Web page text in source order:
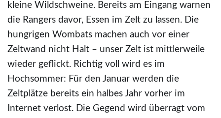
kleine Wildschweine. Bereits am Eingang warnen
die Rangers davor, Essen im Zelt zu lassen. Die
hungrigen Wombats machen auch vor einer
Zeltwand nicht Halt – unser Zelt ist mittlerweile
wieder geflickt. Richtig voll wird es im
Hochsommer: Für den Januar werden die
Zeltplätze bereits ein halbes Jahr vorher im
Internet verlost. Die Gegend wird überragt vom